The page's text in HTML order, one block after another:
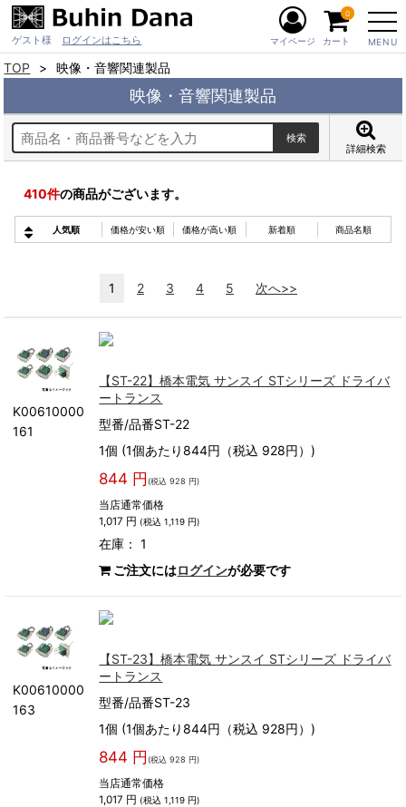
ゲスト様 ログインはこちら MENU
マイページ カート
0
TOP 映像・音響関連製品
映像・音響関連製品
詳細検索
410件の商品がございます。
人気順 価格が安い順 価格が高い順 新着順 商品名順
1 2 3 4 5 次へ>>
K00610000
161
【ST-22】橋本電気 サンスイ STシリーズ ドライバ
ートランス
型番/品番ST-22
1個 (1個あたり844円（税込 928円）)
844 円 (税込 928 円)
当店通常価格
1,017 円 (税込 1,119 円)
在庫： 1
ご注文にはログインが必要です
K00610000
163
【ST-23】橋本電気 サンスイ STシリーズ ドライバ
ートランス
型番/品番ST-23
1個 (1個あたり844円（税込 928円）)
844 円 (税込 928 円)
当店通常価格
1,017 円 (税込 1,119 円)